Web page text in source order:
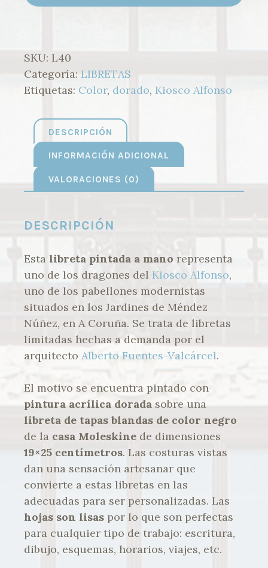
SKU: L40
Categoría: LIBRETAS
Etiquetas: Color, dorado, Kiosco Alfonso
DESCRIPCIÓN
INFORMACIÓN ADICIONAL
VALORACIONES (0)
DESCRIPCIÓN
Esta libreta pintada a mano representa
uno de los dragones del Kiosco Alfonso,
uno de los pabellones modernistas
situados en los Jardines de Méndez
Núñez, en A Coruña. Se trata de libretas
limitadas hechas a demanda por el
arquitecto Alberto Fuentes-Valcárcel.
El motivo se encuentra pintado con
pintura acrílica dorada sobre una
libreta de tapas blandas de color negro
de la casa Moleskine de dimensiones
19×25 centímetros. Las costuras vistas
dan una sensación artesanar que
convierte a estas libretas en las
adecuadas para ser personalizadas. Las
hojas son lisas por lo que son perfectas
para cualquier tipo de trabajo: escritura,
dibujo, esquemas, horarios, viajes, etc.